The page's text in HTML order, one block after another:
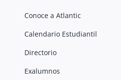
Conoce a Atlantic
Calendario Estudiantil
Directorio
Exalumnos